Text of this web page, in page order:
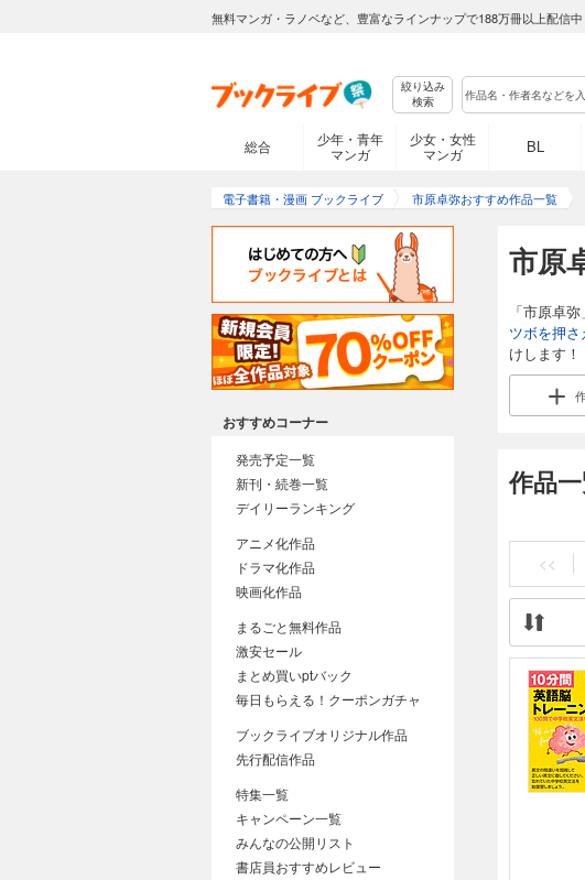
無料マンガ・ラノベなど、豊富なラインナップで188万冊以上配信中
絞り込み
検索
総合
少年・青年
マンガ
少女・女性
マンガ
BL
電子書籍・漫画 ブックライブ 市原卓弥おすすめ作品一覧
市原
「市原卓
ツボを押
けします！
作品
<<
おすすめコーナー
発売予定一覧
新刊・続巻一覧
デイリーランキング
アニメ化作品
ドラマ化作品
映画化作品
まるごと無料作品
激安セール
まとめ買いptバック
毎日もらえる！クーポンガチャ
ブックライブオリジナル作品
先行配信作品
特集一覧
キャンペーン一覧
みんなの公開リスト
書店員おすすめレビュー